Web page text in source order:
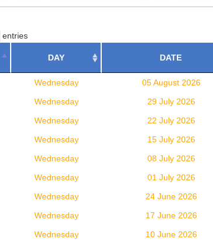
entries
DAY DATE
Wednesday 05 August 2026
Wednesday 29 July 2026
Wednesday 22 July 2026
Wednesday 15 July 2026
Wednesday 08 July 2026
Wednesday 01 July 2026
Wednesday 24 June 2026
Wednesday 17 June 2026
Wednesday 10 June 2026